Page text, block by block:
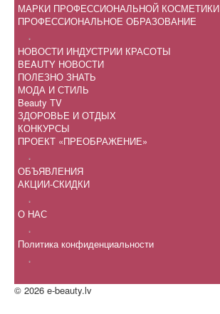
МАРКИ ПРОФЕССИОНАЛЬНОЙ КОСМЕТИКИ
ПРОФЕССИОНАЛЬНОЕ ОБРАЗОВАНИЕ
.
НОВОСТИ ИНДУСТРИИ КРАСОТЫ
BEAUTY НОВОСТИ
ПОЛЕЗНО ЗНАТЬ
МОДА И СТИЛЬ
Beauty TV
ЗДОРОВЬЕ И ОТДЫХ
КОНКУРСЫ
ПРОЕКТ «ПРЕОБРАЖЕНИЕ»
.
ОБЪЯВЛЕНИЯ
АКЦИИ-СКИДКИ
.
О НАС
.
Политика конфиденциальности
.
© 2026 e-beauty.lv